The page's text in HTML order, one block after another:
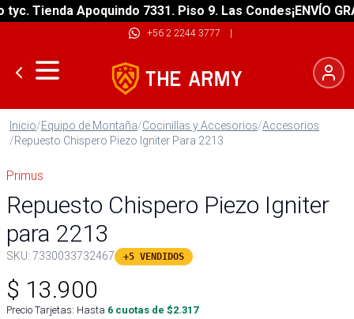
Tienda Apoquindo 7331. Piso 9. Las Condes¡ENVÍO
+56 2 2244 3777 |
Inicio/Equipo de Montaña/Cocinillas y Accesorios/Accesorios
/Repuesto Chispero Piezo Igniter Para 2213
Primus
Repuesto Chispero Piezo Igniter
para 2213
SKU: 7330033732467 +5 VENDIDOS
$ 13.900
Precio Tarjetas: Hasta 6 cuotas de $2.317